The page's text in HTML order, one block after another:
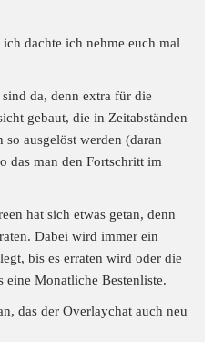
dachte ich nehme euch mal
da, denn extra für die
gebaut, die in Zeitabständen
ausgelöst werden (daran
das man den Fortschritt im
hat sich etwas getan, denn
Dabei wird immer ein
bis es erraten wird oder die
eine Monatliche Bestenliste.
das der Overlaychat auch neu